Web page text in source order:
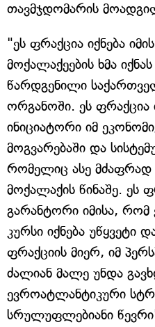
თავმჯდომარის
"ეს ფრაქცია იქნება
მოქალაქეების ხმა
წარდგენილი
ორგანოში. ეს ფრაქცია
ინიციატორი იმ
მოგვარებაში და
რომელიც ასე
მოქალაქის წინაშე. ეს
გარანტორი იმისა,
კურსი იქნება უწყვეტი
ფრაქციის მიერ, იმ
ძალიან მალე უნდა
ევროატლანტიკური
სრულუფლებიანი